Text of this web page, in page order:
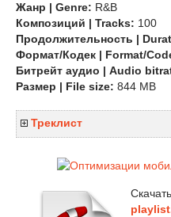
Жанр | Genre: R&B
Композиций | Tracks: 100
Продолжительность |
Формат/Кодек | Format/
Битрейт аудио | Audio
Размер | File size: 844 MB
Треклист